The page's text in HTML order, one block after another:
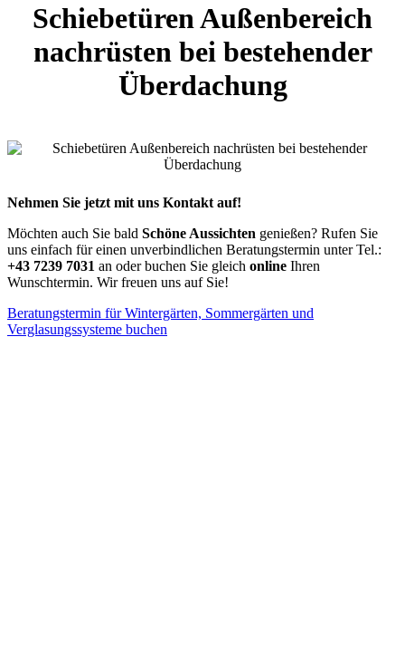
Schiebetüren Außenbereich
nachrüsten bei bestehender
Überdachung
Nehmen Sie jetzt mit uns Kontakt auf!
Möchten auch Sie bald Schöne Aussichten genießen? Rufen Sie
uns einfach für einen unverbindlichen Beratungstermin unter Tel.:
+43 7239 7031 an oder buchen Sie gleich online Ihren
Wunschtermin. Wir freuen uns auf Sie!
Beratungstermin für Wintergärten, Sommergärten und
Verglasungssysteme buchen